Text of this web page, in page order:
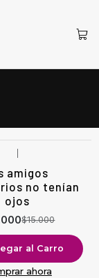
amigos
no tenían
ojos
$15.000
al Carro
ahora